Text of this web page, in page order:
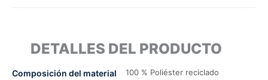
DETALLES DEL PRODUCTO
Composición del material 100 % Poliéster reciclado